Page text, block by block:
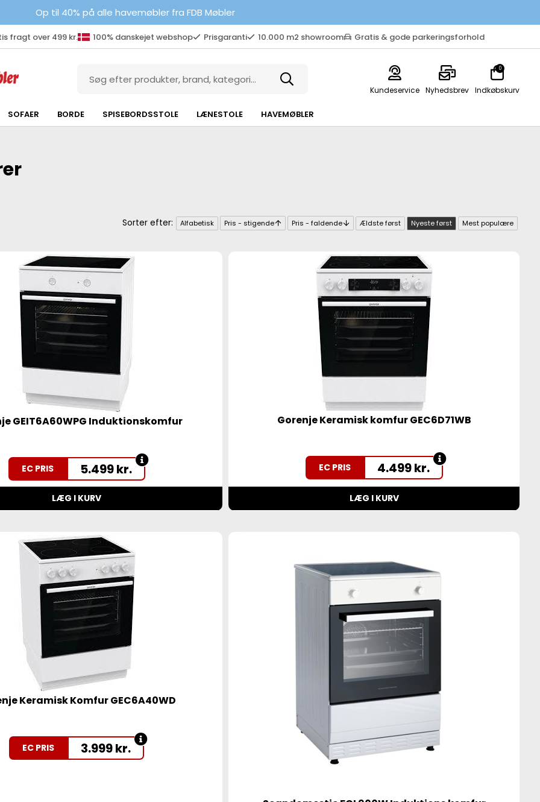
Op til 40% på alle havemøbler fra FDB Møbler
fragt over 499 kr. 100% danskejet webshop Prisgaranti 10.000 m2 showroom Gratis & gode parkeringsforhold
Kundeservice Nyhedsbrev Indkøbskurv
0
SOFAER BORDE SPISEBORDSSTOLE LÆNESTOLE HAVEMØBLER
Alfabetisk Pris - stigende Pris - faldende Ældste først Nyeste først Mest populære
GEIT6A60WPG Induktionskomfur
EC PRIS 5.499kr.
LÆG I KURV
Gorenje Keramisk komfur GEC6D71WB
EC PRIS 4.499kr.
LÆG I KURV
Keramisk Komfur GEC6A40WD
EC PRIS 3.999kr.